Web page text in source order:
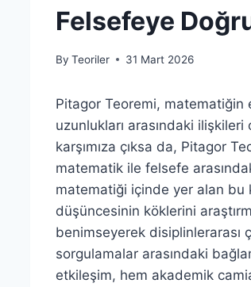
Felsefeye
By Teoriler 31 Mart 2026
Pitagor Teoremi, matematiğin
uzunlukları arasındaki
karşımıza çıksa da, Pitagor
matematik ile felsefe
matematiği içinde yer alan bu
düşüncesinin köklerini
benimseyerek disiplinlerarası
sorgulamalar arasındaki
etkileşim, hem akademik